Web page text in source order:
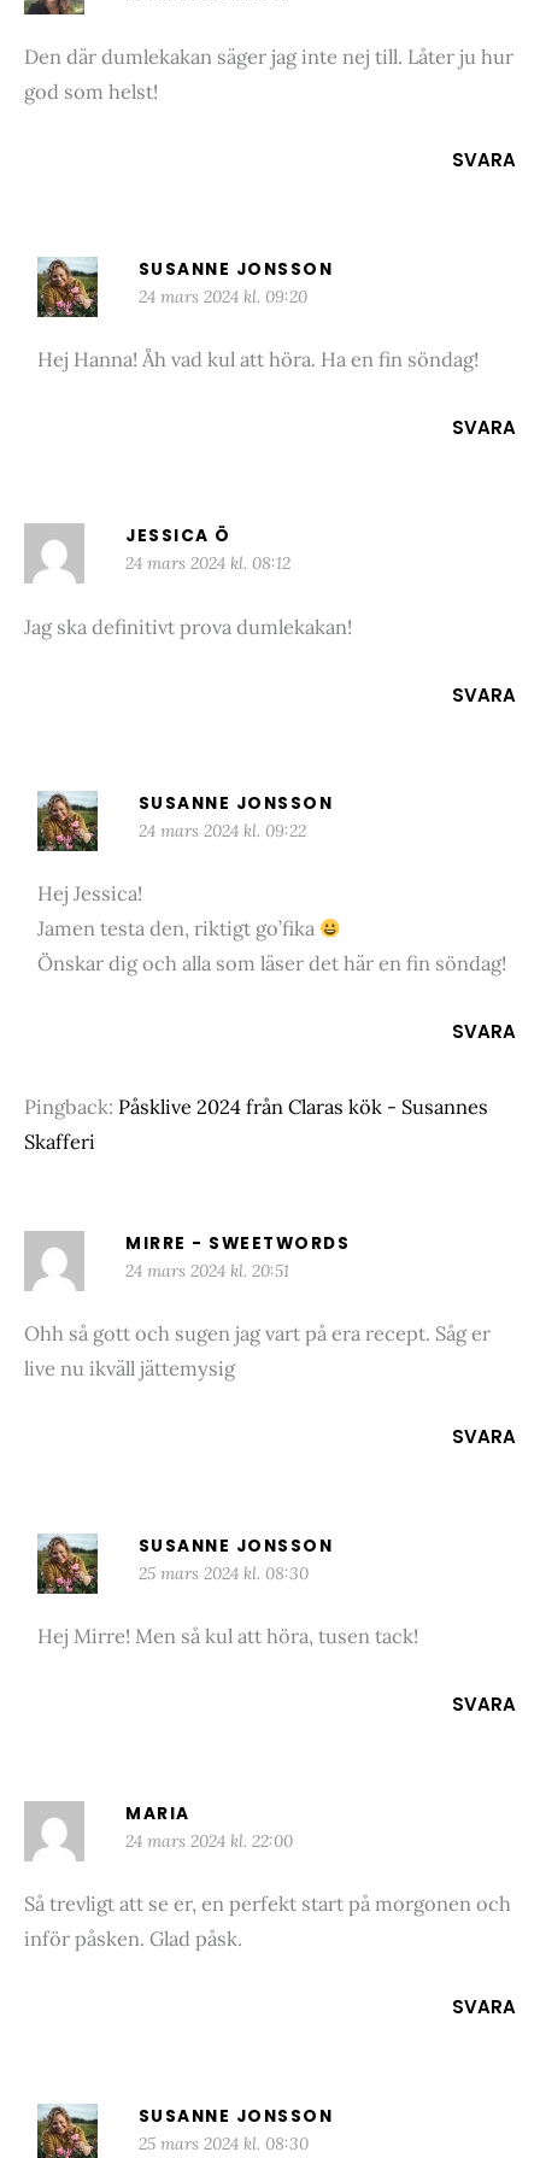
Den där dumlekakan säger jag inte nej till. Låter ju hur
god som helst!
SVARA
SUSANNE JONSSON
24 mars 2024 kl. 09:20
Hej Hanna! Åh vad kul att höra. Ha en fin söndag!
SVARA
JESSICA Ö
24 mars 2024 kl. 08:12
Jag ska definitivt prova dumlekakan!
SVARA
SUSANNE JONSSON
24 mars 2024 kl. 09:22
Hej Jessica!
Jamen testa den, riktigt go’fika
Önskar dig och alla som läser det här en fin söndag!
SVARA
Pingback: Påsklive 2024 från Claras kök - Susannes
Skafferi
MIRRE - SWEETWORDS
24 mars 2024 kl. 20:51
Ohh så gott och sugen jag vart på era recept. Såg er
live nu ikväll jättemysig
SVARA
SUSANNE JONSSON
25 mars 2024 kl. 08:30
Hej Mirre! Men så kul att höra, tusen tack!
SVARA
MARIA
24 mars 2024 kl. 22:00
Så trevligt att se er, en perfekt start på morgonen och
inför påsken. Glad påsk.
SVARA
SUSANNE JONSSON
25 mars 2024 kl. 08:30